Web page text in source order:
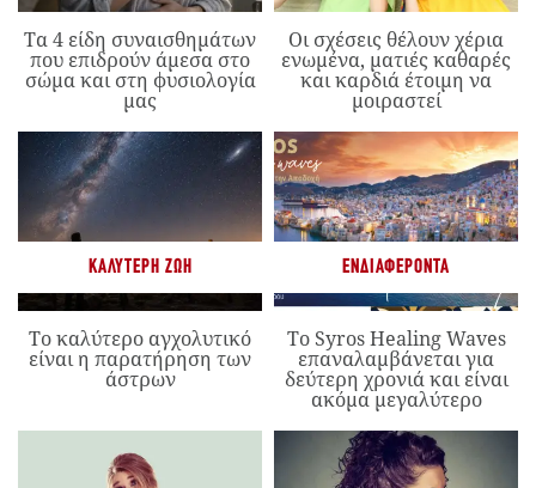
Τα 4 είδη συναισθημάτων
που επιδρούν άμεσα στο
σώμα και στη φυσιολογία
μας
Οι σχέσεις θέλουν χέρια
ενωμένα, ματιές καθαρές
και καρδιά έτοιμη να
μοιραστεί
ΚΑΛΎΤΕΡΗ ΖΩΉ
Το καλύτερο αγχολυτικό
είναι η παρατήρηση των
άστρων
ΕΝΔΙΑΦΈΡΟΝΤΑ
Το Syros Healing Waves
επαναλαμβάνεται για
δεύτερη χρονιά και είναι
ακόμα μεγαλύτερο